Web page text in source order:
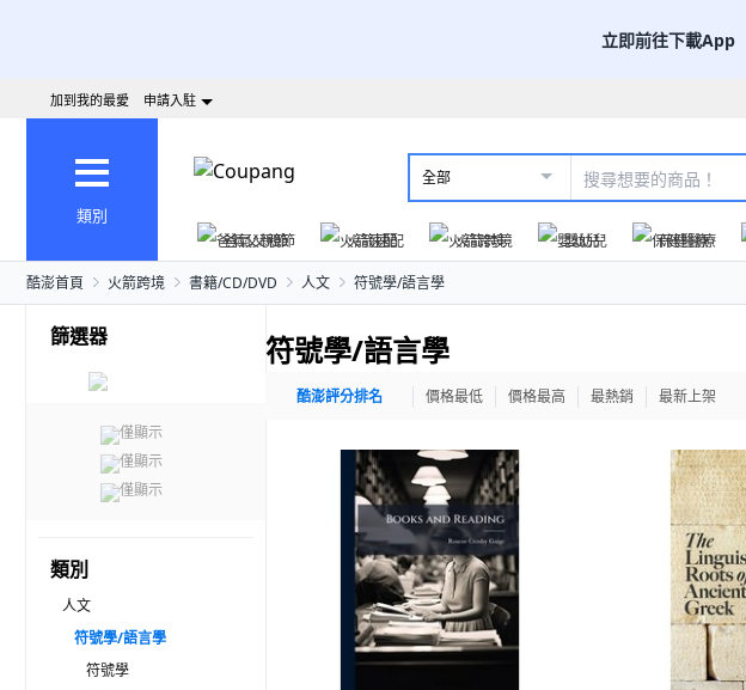
立即前往下載App
加到我的最愛 申請入駐
類別
全部
爸氣父親節
火箭速配 火箭跨境 嬰幼兒 保健醫療
酷澎首頁 火箭跨境 書籍/CD/DVD 人文 符號學/語言學
篩選器
僅顯示
僅顯示
僅顯示
類別
人文
符號學/語言學
符號學
符號學/語言學
酷澎評分排名 價格最低 價格最高 最熱銷 最新上架